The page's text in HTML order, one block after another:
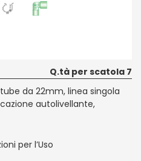
Q.tà per scatola 7
da 22mm, linea singola
autolivellante,
per l’Uso